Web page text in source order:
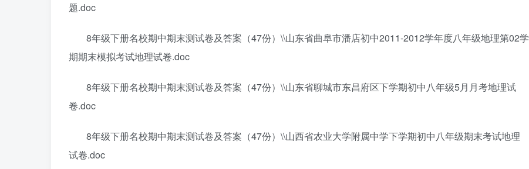
题.doc
8年级下册名校期中期末测试卷及答案（47份）\\山东省曲阜市潘店初中2011-2012学年度八年级地理第02学
期期末模拟考试地理试卷.doc
8年级下册名校期中期末测试卷及答案（47份）\\山东省聊城市东昌府区下学期初中八年级5月月考地理试
卷.doc
8年级下册名校期中期末测试卷及答案（47份）\\山西省农业大学附属中学下学期初中八年级期末考试地理
试卷.doc